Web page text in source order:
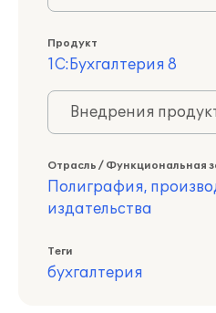
Продукт
1С:Бухгалтерия 8
Внедрения
Отрасль / Функциональная
Полиграфия,
издательства
Теги
бухгалтерия